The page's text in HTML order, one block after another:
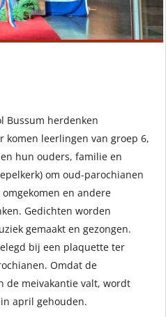
Bussum herdenken
komen leerlingen van groep 6,
hun ouders, familie en
om oud-parochianen
en andere
Gedichten worden
gemaakt en gezongen.
bij een plaquette ter
Omdat de
de meivakantie valt, wordt
april gehouden.